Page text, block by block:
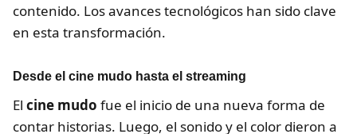
contenido. Los avances tecnológicos han sido clave
en esta transformación.
Desde el cine mudo hasta el streaming
El cine mudo fue el inicio de una nueva forma de
contar historias. Luego, el sonido y el color dieron a